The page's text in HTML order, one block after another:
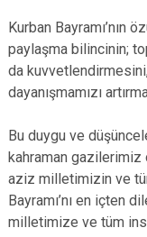
Kurban Bayramı’nın
paylaşma bilincinin;
da
dayanışmamızı
Bu duygu ve
kahraman gazilerimiz
aziz milletimizin ve
Bayramı’nı en içten
milletimize ve tüm